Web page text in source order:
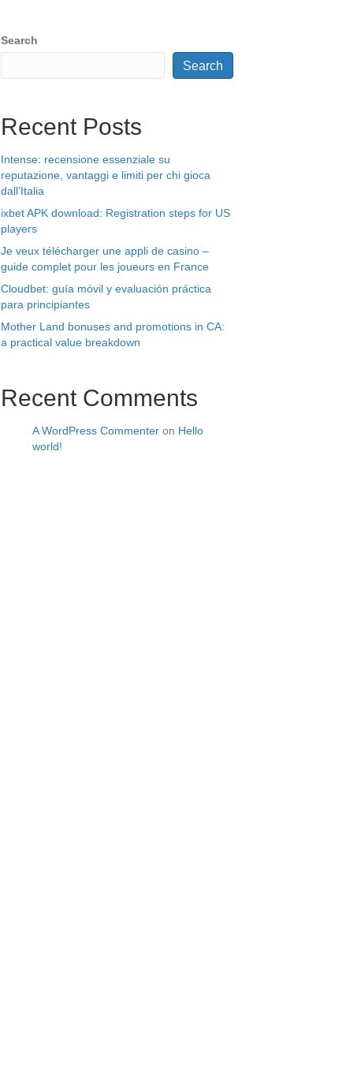
Search
Search
Recent Posts
Intense: recensione essenziale su
reputazione, vantaggi e limiti per chi gioca
dall’Italia
ixbet APK download: Registration steps for US
players
Je veux télécharger une appli de casino –
guide complet pour les joueurs en France
Cloudbet: guía móvil y evaluación práctica
para principiantes
Mother Land bonuses and promotions in CA:
a practical value breakdown
Recent Comments
A WordPress Commenter on Hello
world!